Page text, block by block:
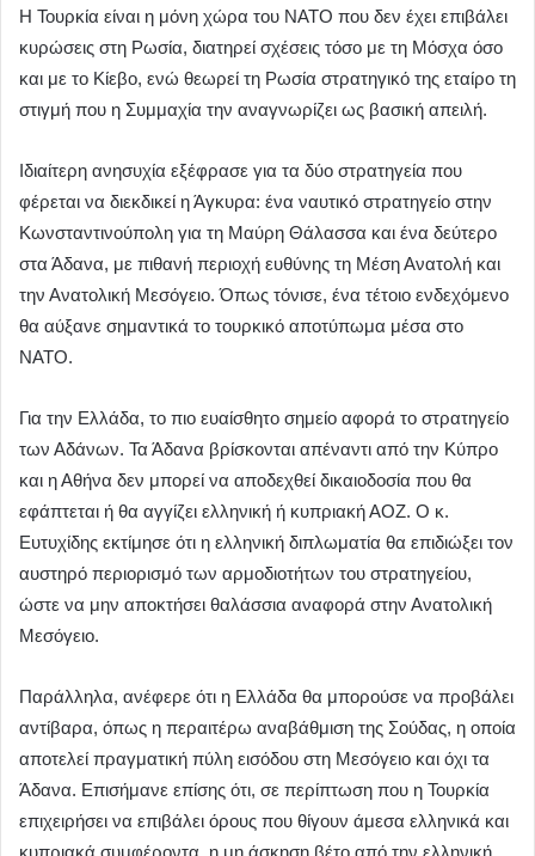
Η Τουρκία είναι η μόνη χώρα του ΝΑΤΟ που δεν έχει επιβάλει
κυρώσεις στη Ρωσία, διατηρεί σχέσεις τόσο με τη Μόσχα όσο
και με το Κίεβο, ενώ θεωρεί τη Ρωσία στρατηγικό της εταίρο τη
στιγμή που η Συμμαχία την αναγνωρίζει ως βασική απειλή.
Ιδιαίτερη ανησυχία εξέφρασε για τα δύο στρατηγεία που
φέρεται να διεκδικεί η Άγκυρα: ένα ναυτικό στρατηγείο στην
Κωνσταντινούπολη για τη Μαύρη Θάλασσα και ένα δεύτερο
στα Άδανα, με πιθανή περιοχή ευθύνης τη Μέση Ανατολή και
την Ανατολική Μεσόγειο. Όπως τόνισε, ένα τέτοιο ενδεχόμενο
θα αύξανε σημαντικά το τουρκικό αποτύπωμα μέσα στο
ΝΑΤΟ.
Για την Ελλάδα, το πιο ευαίσθητο σημείο αφορά το στρατηγείο
των Αδάνων. Τα Άδανα βρίσκονται απέναντι από την Κύπρο
και η Αθήνα δεν μπορεί να αποδεχθεί δικαιοδοσία που θα
εφάπτεται ή θα αγγίζει ελληνική ή κυπριακή ΑΟΖ. Ο κ.
Ευτυχίδης εκτίμησε ότι η ελληνική διπλωματία θα επιδιώξει τον
αυστηρό περιορισμό των αρμοδιοτήτων του στρατηγείου,
ώστε να μην αποκτήσει θαλάσσια αναφορά στην Ανατολική
Μεσόγειο.
Παράλληλα, ανέφερε ότι η Ελλάδα θα μπορούσε να προβάλει
αντίβαρα, όπως η περαιτέρω αναβάθμιση της Σούδας, η οποία
αποτελεί πραγματική πύλη εισόδου στη Μεσόγειο και όχι τα
Άδανα. Επισήμανε επίσης ότι, σε περίπτωση που η Τουρκία
επιχειρήσει να επιβάλει όρους που θίγουν άμεσα ελληνικά και
κυπριακά συμφέροντα, η μη άσκηση βέτο από την ελληνική